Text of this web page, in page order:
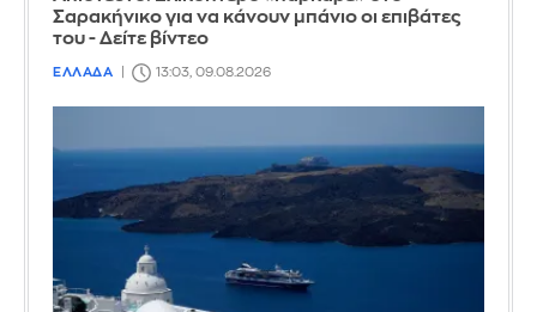
Σαρακήνικο για να κάνουν μπάνιο οι επιβάτες
του - Δείτε βίντεο
ΕΛΛΑΔΑ 13:03, 09.08.2026